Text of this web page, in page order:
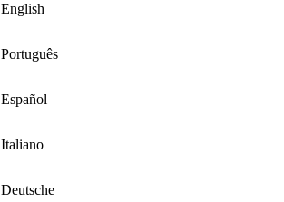
English
Português
Español
Italiano
Deutsche